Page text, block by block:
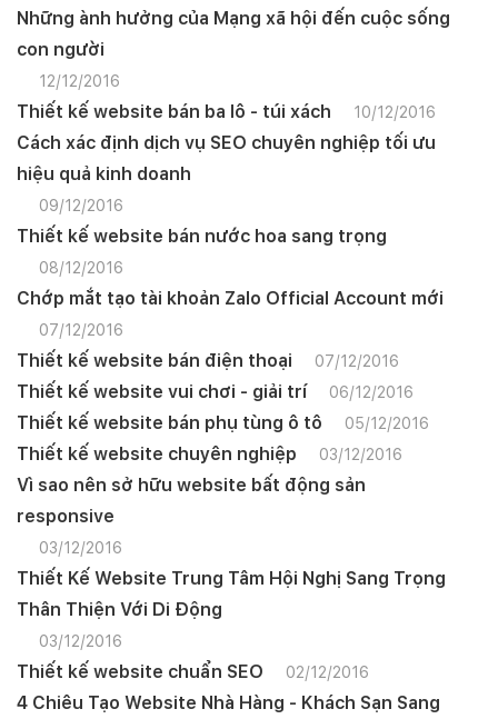
Những ành hưởng của Mạng xã hội đến cuộc sống
con người
12/12/2016
Thiết kế website bán ba lô - túi xách 10/12/2016
Cách xác định dịch vụ SEO chuyên nghiệp tối ưu
hiệu quả kinh doanh
09/12/2016
Thiết kế website bán nước hoa sang trọng
08/12/2016
Chớp mắt tạo tài khoản Zalo Official Account mới
07/12/2016
Thiết kế website bán điện thoại 07/12/2016
Thiết kế website vui chơi - giải trí 06/12/2016
Thiết kế website bán phụ tùng ô tô 05/12/2016
Thiết kế website chuyên nghiệp 03/12/2016
Vì sao nên sở hữu website bất động sản
responsive
03/12/2016
Thiết Kế Website Trung Tâm Hội Nghị Sang Trọng
Thân Thiện Với Di Động
03/12/2016
Thiết kế website chuẩn SEO 02/12/2016
4 Chiêu Tạo Website Nhà Hàng - Khách Sạn Sang